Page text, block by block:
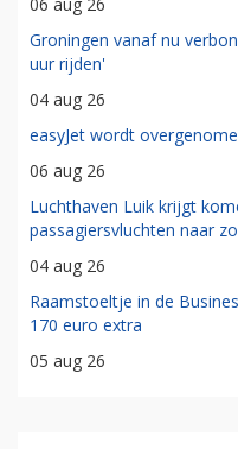
Groningen vanaf nu
uur rijden'
04 aug 26
easyJet wordt
06 aug 26
Luchthaven Luik krijgt
passagiersvluchten naar
04 aug 26
Raamstoeltje in de
170 euro extra
05 aug 26